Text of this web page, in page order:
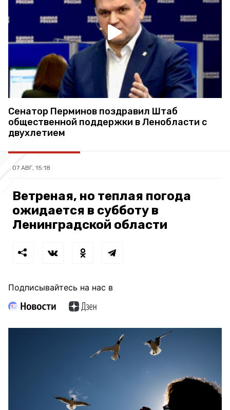
Сенатор Перминов поздравил Штаб
общественной поддержки в Ленобласти с
двухлетием
07 АВГ, 15:18
Ветреная, но теплая погода
ожидается в субботу в
Ленинградской области
Подписывайтесь на нас в